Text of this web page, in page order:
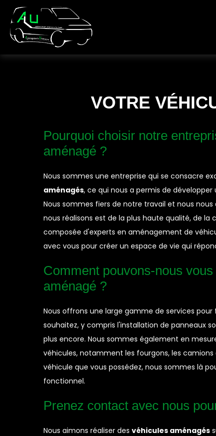
VOTRE
Pourquoi choisir notre
aménagé ?
Nous sommes une entreprise qui se consacre
aménagés, ce qui nous a permis de
Nous sommes fiers de notre travail et nous
nous réalisons est de la plus haute qualité, de
composée d'experts en aménagement de
avec vous pour créer un espace de vie qui
Comment pouvons-nous
aménagé ?
Nous offrons une large gamme de services pour
souhaitez, y compris l'installation de panneaux
plus encore. Nous sommes également en
véhicules, notamment les fourgons, les
véhicule que vous possédez, nous sommes là
fonctionnel.
Prenez contact avec nous
Nous aimons réaliser des véhicules aménagés